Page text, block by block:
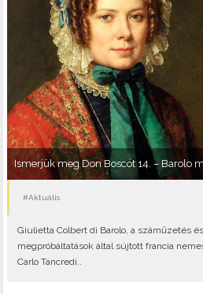
Ismerjük meg Don Boscót 14. – Barolo
#Aktuális
Giulietta Colbert di Barolo, a száműzetés
megpróbáltatások által sújtott francia
Carlo Tancredi..